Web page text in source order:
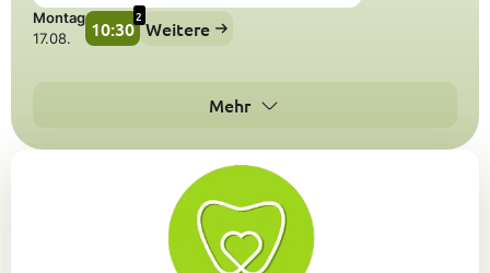
Montag
17.08.
10:30
2
Weitere
Mehr